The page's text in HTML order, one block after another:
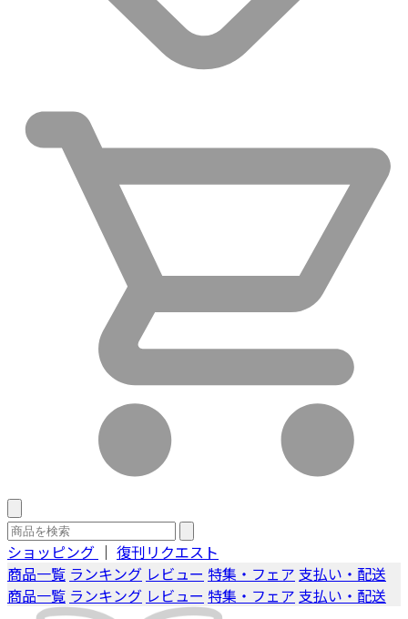
ショッピング ｜ 復刊リクエスト
商品一覧 ランキング レビュー 特集・フェア 支払い・配送
商品一覧 ランキング レビュー 特集・フェア 支払い・配送